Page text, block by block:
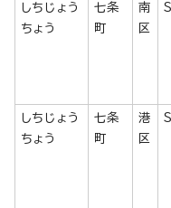
しちじょう
ちょう
七条
町
南
区
しちじょう
ちょう
七条
町
港
区